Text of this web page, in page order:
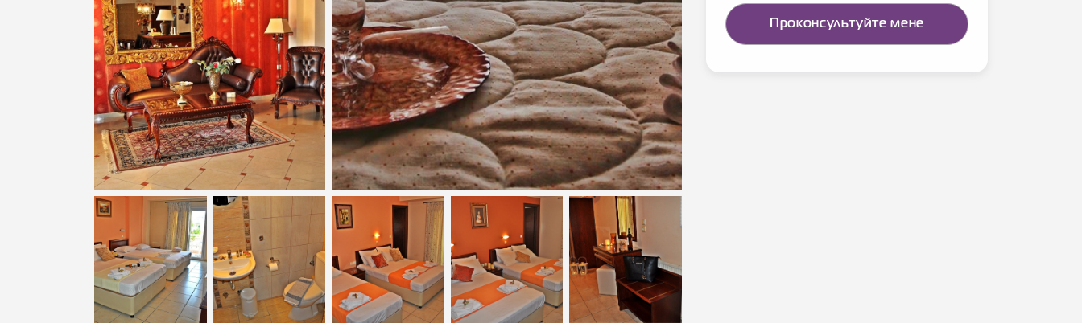
Показати всі фотографії
Показати всі фотографії